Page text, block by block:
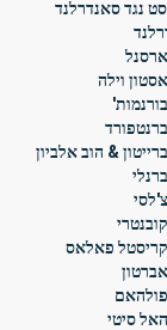
נגד סאנדרלנד
וילה
& הוב אלביון
קריסטל פאלאס
סיטי